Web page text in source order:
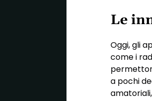
Le
Oggi, gli
come i
a pochi